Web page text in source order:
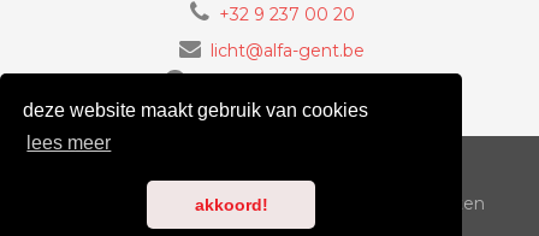
deze website maakt gebruik van cookies
lees meer
akkoord!
+32 9 237 00 20
licht@alfa-gent.be
Copyright 2018-2026ALFA-LICHT.BE
| Alle rechten